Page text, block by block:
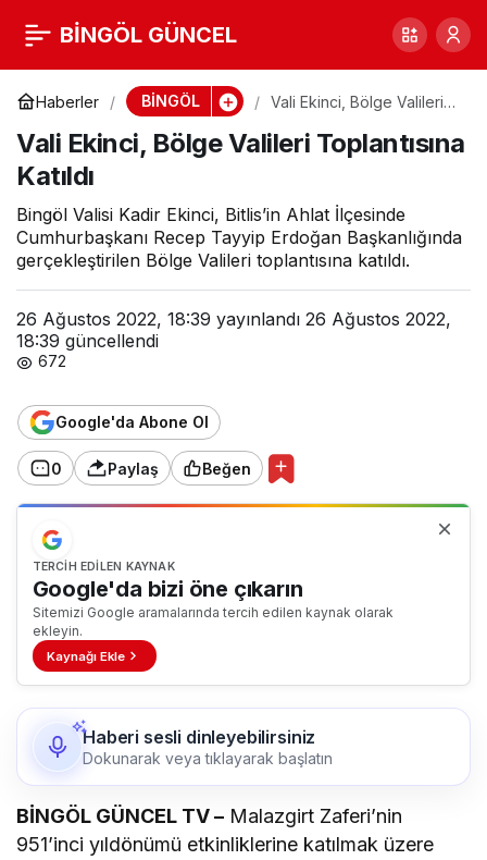
BİNGÖL GÜNCEL
Haberler BİNGÖL
Vali Ekinci, Bölge Valileri
Vali Ekinci, Bölge Valileri Toplantısına
Katıldı
Bingöl Valisi Kadir Ekinci, Bitlis’in Ahlat İlçesinde
Cumhurbaşkanı Recep Tayyip Erdoğan Başkanlığında
gerçekleştirilen Bölge Valileri toplantısına katıldı.
26 Ağustos 2022, 18:39 yayınlandı 26 Ağustos 2022,
18:39 güncellendi
672
Google'da Abone Ol
0 Paylaş Beğen
TERCIH EDILEN KAYNAK
Google'da bizi öne çıkarın
Sitemizi Google aramalarında tercih edilen kaynak olarak
ekleyin.
Kaynağı Ekle
Haberi sesli dinleyebilirsiniz
Dokunarak veya tıklayarak başlatın
BİNGÖL GÜNCEL TV – Malazgirt Zaferi’nin
951’inci yıldönümü etkinliklerine katılmak üzere
Vali Ekinci, Bölge Valileri
Toplantısına Katıldı
0